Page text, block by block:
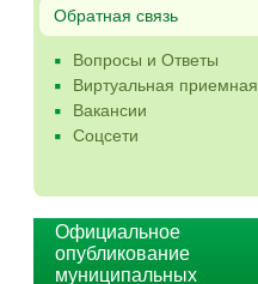
Обратная связь
Вопросы и Ответы
Виртуальная приемная
Вакансии
Соцсети
Официальное
опубликование
муниципальных